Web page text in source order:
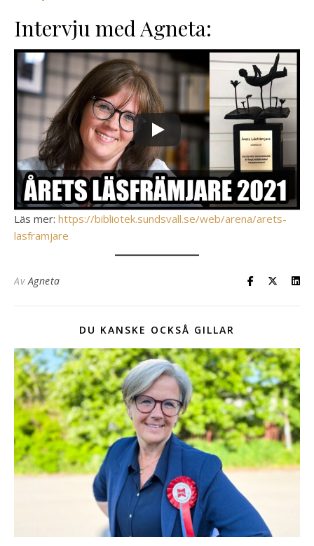
Intervju med Agneta:
Läs mer: https://bibliotek.sundsvall.se/web/arena/arets-
lasframjare
Av Agneta
DU KANSKE OCKSÅ GILLAR